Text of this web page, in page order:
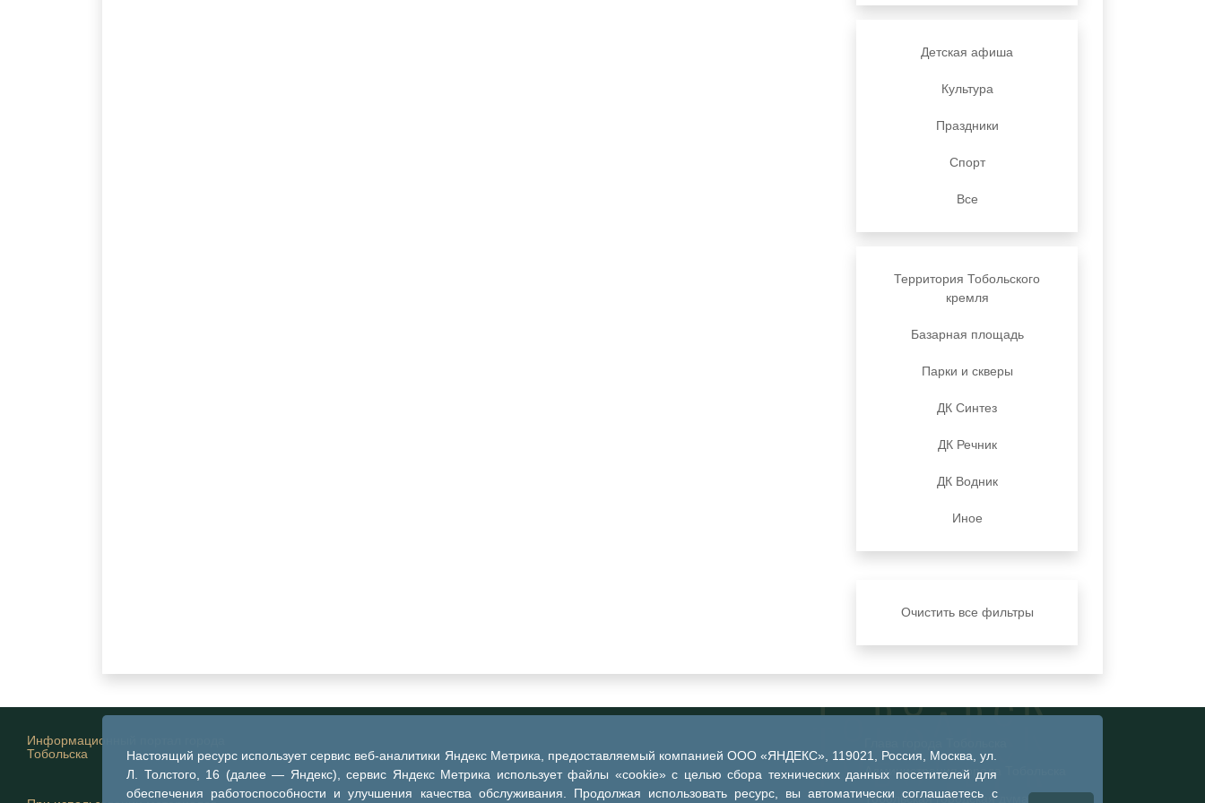
Настоящий ресурс использует сервис веб-аналитики Яндекс Метрика, предоставляемый компанией ООО «ЯНДЕКС», 119021, Россия, Москва, ул.
Л. Толстого, 16 (далее — Яндекс), сервис Яндекс Метрика использует файлы «cookie» с целью сбора технических данных посетителей для
обеспечения работоспособности и улучшения качества обслуживания. Продолжая использовать ресурс, вы автоматически соглашаетесь с
Детская афиша
Культура
Праздники
Спорт
Все
Территория Тобольского
кремля
Базарная площадь
Парки и скверы
ДК Синтез
ДК Речник
ДК Водник
Иное
Очистить все фильтры
Информационный портал города
Тобольска
Администрация города Тобольска
Тобольская городская дума